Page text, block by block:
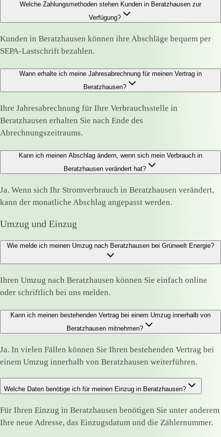
Welche Zahlungsmethoden stehen Kunden in Beratzhausen zur
Verfügung?
Kunden in Beratzhausen können ihre Abschläge bequem per
SEPA-Lastschrift bezahlen.
Wann erhalte ich meine Jahresabrechnung für meinen Vertrag in
Beratzhausen?
Ihre Jahresabrechnung für Ihre Verbrauchsstelle in
Beratzhausen erhalten Sie nach Ende des
Abrechnungszeitraums.
Kann ich meinen Abschlag ändern, wenn sich mein Verbrauch in
Beratzhausen verändert hat?
Ja. Wenn sich Ihr Stromverbrauch in Beratzhausen verändert,
kann der monatliche Abschlag angepasst werden.
Umzug und Einzug
Wie melde ich meinen Umzug nach Beratzhausen bei Grünwelt Energie?
Ihren Umzug nach Beratzhausen können Sie einfach online
oder schriftlich bei uns melden.
Kann ich meinen bestehenden Vertrag bei einem Umzug innerhalb von
Beratzhausen mitnehmen?
Ja. In vielen Fällen können Sie Ihren bestehenden Vertrag bei
einem Umzug innerhalb von Beratzhausen weiterführen.
Welche Daten benötige ich für meinen Einzug in Beratzhausen?
Für Ihren Einzug in Beratzhausen benötigen Sie unter anderem
Ihre neue Adresse, das Einzugsdatum und die Zählernummer.